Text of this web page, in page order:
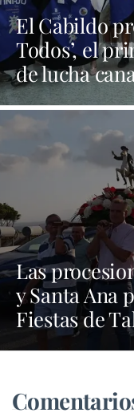
El Cabildo
Todos’, el
de lucha
Las
y Santa Ana
Fiestas de